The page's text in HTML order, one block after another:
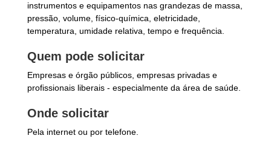
instrumentos e equipamentos nas grandezas de massa,
pressão, volume, físico-química, eletricidade,
temperatura, umidade relativa, tempo e frequência.
Quem pode solicitar
Empresas e órgão públicos, empresas privadas e
profissionais liberais - especialmente da área de saúde.
Onde solicitar
Pela internet ou por telefone.